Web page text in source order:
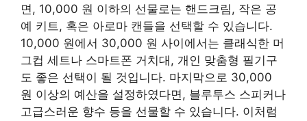
면, 10,000 원 이하의 선물로는 핸드크림, 작은 공
예 키트, 혹은 아로마 캔들을 선택할 수 있습니다.
10,000 원에서 30,000 원 사이에서는 클래식한 머
그컵 세트나 스마트폰 거치대, 개인 맞춤형 필기구
도 좋은 선택이 될 것입니다. 마지막으로 30,000
원 이상의 예산을 설정하였다면, 블루투스 스피커나
고급스러운 향수 등을 선물할 수 있습니다. 이처럼